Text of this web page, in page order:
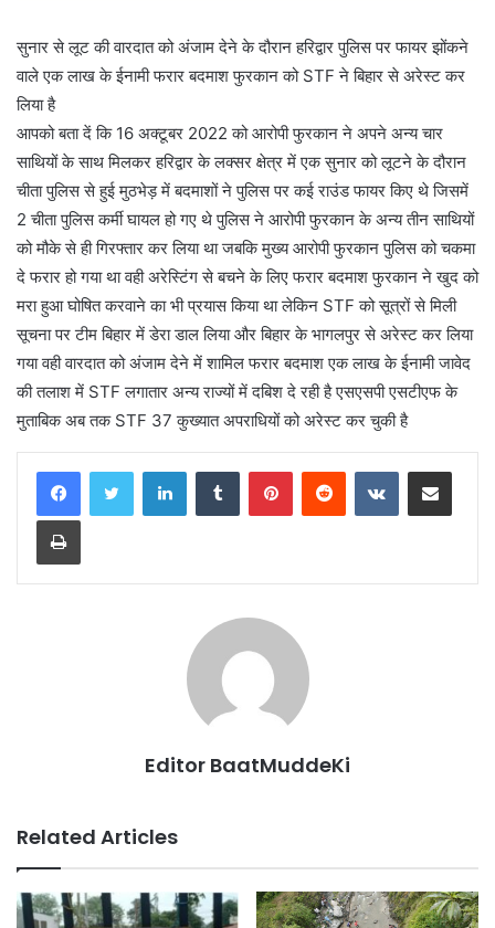
सुनार से लूट की वारदात को अंजाम देने के दौरान हरिद्वार पुलिस पर फायर झोंकने
वाले एक लाख के ईनामी फरार बदमाश फुरकान को STF ने बिहार से अरेस्ट कर
लिया है
आपको बता दें कि 16 अक्टूबर 2022 को आरोपी फुरकान ने अपने अन्य चार
साथियों के साथ मिलकर हरिद्वार के लक्सर क्षेत्र में एक सुनार को लूटने के दौरान
चीता पुलिस से हुई मुठभेड़ में बदमाशों ने पुलिस पर कई राउंड फायर किए थे जिसमें
2 चीता पुलिस कर्मी घायल हो गए थे पुलिस ने आरोपी फुरकान के अन्य तीन साथियों
को मौके से ही गिरफ्तार कर लिया था जबकि मुख्य आरोपी फुरकान पुलिस को चकमा
दे फरार हो गया था वही अरेस्टिंग से बचने के लिए फरार बदमाश फुरकान ने खुद को
मरा हुआ घोषित करवाने का भी प्रयास किया था लेकिन STF को सूत्रों से मिली
सूचना पर टीम बिहार में डेरा डाल लिया और बिहार के भागलपुर से अरेस्ट कर लिया
गया वही वारदात को अंजाम देने में शामिल फरार बदमाश एक लाख के ईनामी जावेद
की तलाश में STF लगातार अन्य राज्यों में दबिश दे रही है एसएसपी एसटीएफ के
मुताबिक अब तक STF 37 कुख्यात अपराधियों को अरेस्ट कर चुकी है
LinkedInTumblr PinterestReddit VKontakteShare via Email
Print
Editor BaatMuddeKi
Related Articles